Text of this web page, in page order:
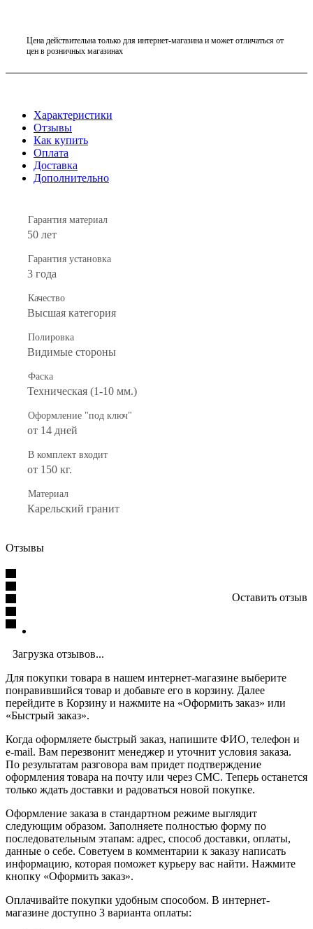
Цена действительна только для интернет-магазина и может отличаться от
цен в розничных магазинах
Характеристики
Отзывы
Как купить
Оплата
Доставка
Дополнительно
Гарантия материал
50 лет
Гарантия установка
3 года
Качество
Высшая категория
Полировка
Видимые стороны
Фаска
Техническая (1-10 мм.)
Оформление "под ключ"
от 14 дней
В комплект входит
от 150 кг.
Материал
Карельский гранит
Отзывы
Оставить отзыв
Загрузка отзывов...
Для покупки товара в нашем интернет-магазине выберите
понравившийся товар и добавьте его в корзину. Далее
перейдите в Корзину и нажмите на «Оформить заказ» или
«Быстрый заказ».
Когда оформляете быстрый заказ, напишите ФИО, телефон и
e-mail. Вам перезвонит менеджер и уточнит условия заказа.
По результатам разговора вам придет подтверждение
оформления товара на почту или через СМС. Теперь останется
только ждать доставки и радоваться новой покупке.
Оформление заказа в стандартном режиме выглядит
следующим образом. Заполняете полностью форму по
последовательным этапам: адрес, способ доставки, оплаты,
данные о себе. Советуем в комментарии к заказу написать
информацию, которая поможет курьеру вас найти. Нажмите
кнопку «Оформить заказ».
Оплачивайте покупки удобным способом. В интернет-
магазине доступно 3 варианта оплаты: